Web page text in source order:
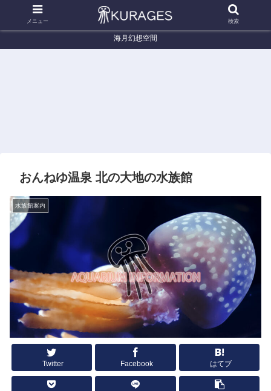
海月幻想空間
おんねゆ温泉 北の大地の水族館
水族館案内
Twitter Facebook はてブ
メニュー 検索